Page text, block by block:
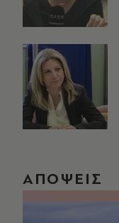
ΑΠΟΨΕΙΣ